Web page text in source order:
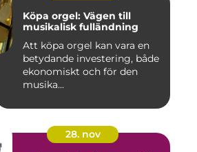
Köpa orgel: Vägen till
musikalisk fulländning
Att köpa orgel kan vara en
betydande investering, både
ekonomiskt och för den
musika...
28. nov